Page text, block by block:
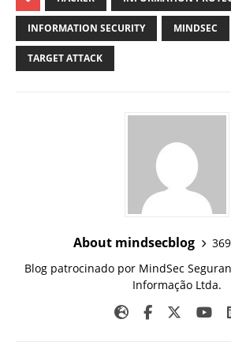
INFORMATION SECURITY MINDSEC
TARGET ATTACK
About mindsecblog
Blog patrocinado por MindSec
Informação Ltda.